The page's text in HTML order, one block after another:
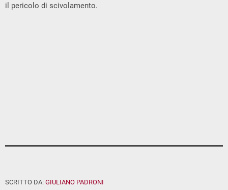
il pericolo di scivolamento.
SCRITTO DA: GIULIANO PADRONI